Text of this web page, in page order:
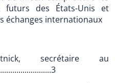
futurs des États-Unis et
échanges internationaux
secrétaire au